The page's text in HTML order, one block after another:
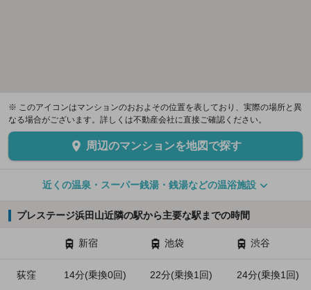
※ このアイコンはマンションのおおよその位置を表しており、実際の場所と異
なる場合がございます。詳しくは不動産会社に直接ご確認ください。
周辺のマンションを地図で探す
近くの温泉・スーパー銭湯・銭湯などの温浴施設
プレステージ浜田山近隣の駅から主要な駅までの時間
新宿 池袋 渋谷
荻窪 14分(乗換0回) 22分(乗換1回) 24分(乗換1回)